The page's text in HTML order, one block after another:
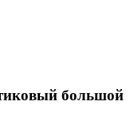
большой